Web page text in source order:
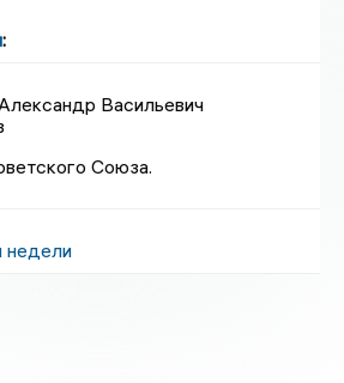
:
Васильевич
Союза.
недели